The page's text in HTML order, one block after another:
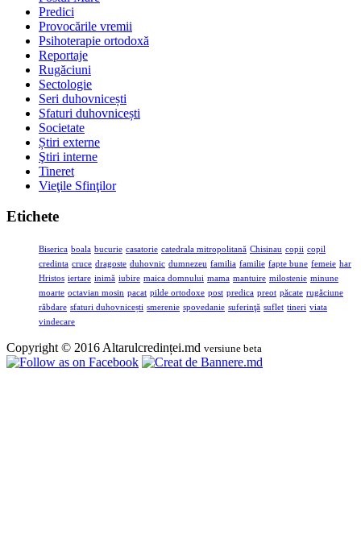
Predici
Provocările vremii
Psihoterapie ortodoxă
Reportaje
Rugăciuni
Sectologie
Seri duhovnicești
Sfaturi duhovnicești
Societate
Știri externe
Ştiri interne
Tineret
Vieţile Sfinţilor
Etichete
Biserica boala bucurie casatorie catedrala mitropolitană Chisinau copii copil
credinta cruce dragoste duhovnic dumnezeu familia familie fapte bune femeie har
Hristos iertare inimă iubire maica domnului mama mantuire milostenie minune
moarte octavian mosin pacat pilde ortodoxe post predica preot păcate rugăciune
răbdare sfaturi duhovnicești smerenie spovedanie suferinţă suflet tineri viata
vindecare
Copyright © 2016 Altarulcredinței.md versiune beta